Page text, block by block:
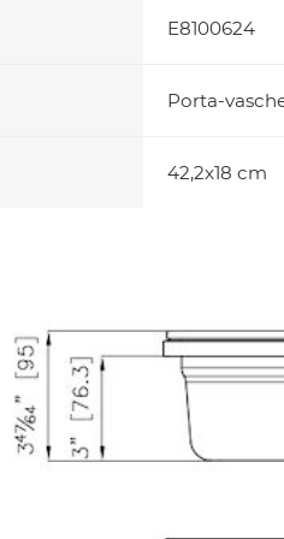
E8100624
Porta-
42,2x18 cm